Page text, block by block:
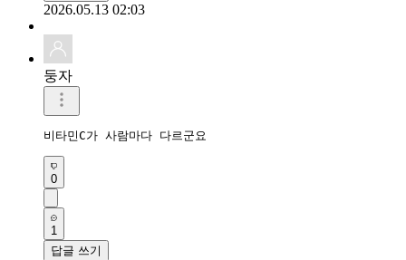
2026.05.13 02:03
둥자
비타민C가 사람마다 다르군요
0
1
답글 쓰기